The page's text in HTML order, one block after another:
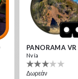
PANORAMA VR
Nvía
Δωρεάν